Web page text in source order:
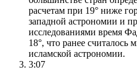
расчетам при 19° ниже
западной астрономии и
исследованиями время
18°, что ранее
исламской астрономии.
3:07